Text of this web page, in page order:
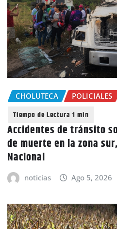
CHOLUTECA POLICIALES
Accidentes de tránsito
de muerte en la zona
Nacional
noticias Ago 5, 2026